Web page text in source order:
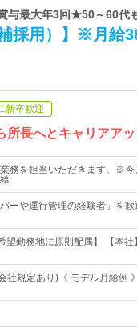
与最大年3回★50～60代
採用）】※月給
新卒歓迎
長へとキャリアアッ
務を担当いただきます。※今
ーや運行管理の経験者」を
勤務地に原則配属】 【本
社規定あり)《 モデル月給例